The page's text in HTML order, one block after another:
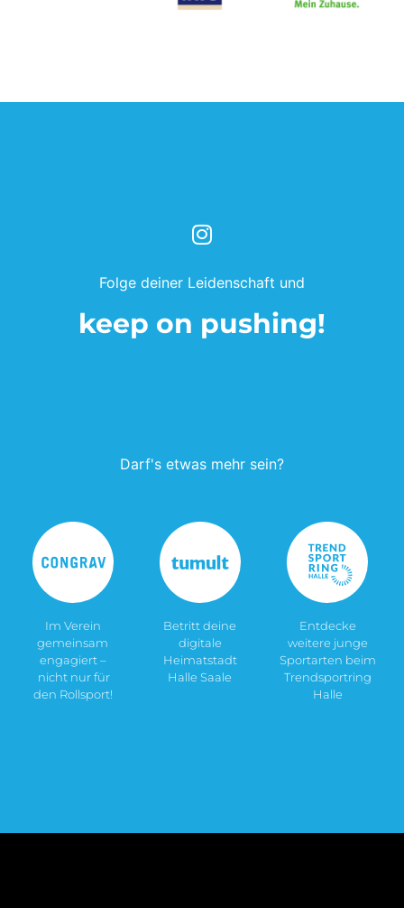
Folge deiner Leidenschaft und
keep on pushing!
Darf's etwas mehr sein?
Im Verein
gemeinsam
engagiert –
nicht nur für
den Rollsport!
Betritt deine
digitale
Heimatstadt
Halle Saale
Entdecke
weitere junge
Sportarten beim
Trendsportring
Halle